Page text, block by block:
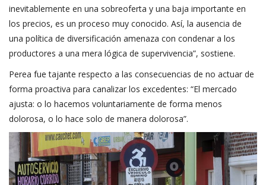
inevitablemente en una sobreoferta y una baja importante en
los precios, es un proceso muy conocido. Así, la ausencia de
una política de diversificación amenaza con condenar a los
productores a una mera lógica de supervivencia”, sostiene.
Perea fue tajante respecto a las consecuencias de no actuar de
forma proactiva para canalizar los excedentes: “El mercado
ajusta: o lo hacemos voluntariamente de forma menos
dolorosa, o lo hace solo de manera dolorosa”.